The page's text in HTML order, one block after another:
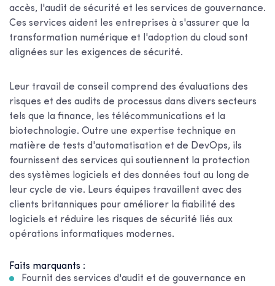
accès, l'audit de sécurité et les services de gouvernance.
Ces services aident les entreprises à s'assurer que la
transformation numérique et l'adoption du cloud sont
alignées sur les exigences de sécurité.
Leur travail de conseil comprend des évaluations des
risques et des audits de processus dans divers secteurs
tels que la finance, les télécommunications et la
biotechnologie. Outre une expertise technique en
matière de tests d'automatisation et de DevOps, ils
fournissent des services qui soutiennent la protection
des systèmes logiciels et des données tout au long de
leur cycle de vie. Leurs équipes travaillent avec des
clients britanniques pour améliorer la fiabilité des
logiciels et réduire les risques de sécurité liés aux
opérations informatiques modernes.
Faits marquants :
Fournit des services d'audit et de gouvernance en